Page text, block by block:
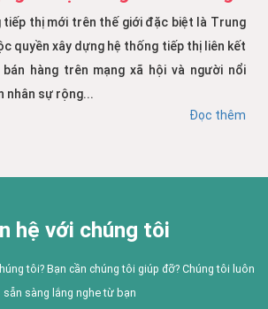
tiếp thị mới trên thế giới đặc biệt là Trung
quyền xây dựng hệ thống tiếp thị liên kết
hàng trên mạng xã hội và người nổi
nhân sự rộng...
Đọc thêm
hệ với chúng tôi
tôi? Bạn cần chúng tôi giúp đỡ? Chúng tôi luôn
sẵn sàng lắng nghe từ bạn